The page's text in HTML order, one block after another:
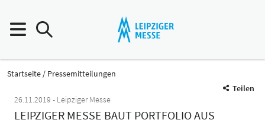
Startseite
Pressemitteilungen
Teilen
26.11.2019
Leipziger Messe
LEIPZIGER MESSE BAUT PORTFOLIO AUS